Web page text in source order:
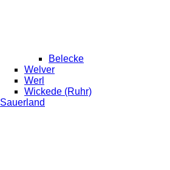
Belecke
Welver
Werl
Wickede (Ruhr)
Sauerland